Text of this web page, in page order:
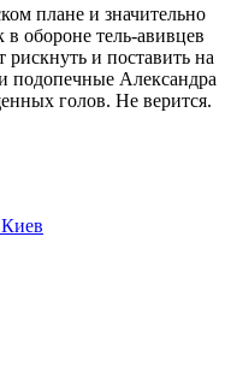
плане и значительно
обороне тель-авивцев
рискнуть и поставить на
подопечные Александра
голов. Не верится.